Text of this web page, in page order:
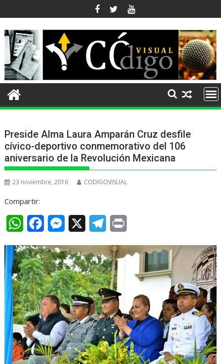
al
contenido
Preside Alma Laura Amparán Cruz desfile
cívico-deportivo conmemorativo del 106
aniversario de la Revolución Mexicana
23 noviembre, 2016 CODIGOVISUAL
Compartir:
W
a
t
s
A
p
p
c
e
b
o
o
k
M
s
s
e
n
g
e
r
l
e
g
r
a
m
i